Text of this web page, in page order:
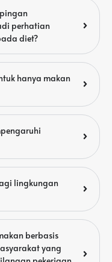
perhatian
diet?
hanya makan
lingkungan
berbasis
yang